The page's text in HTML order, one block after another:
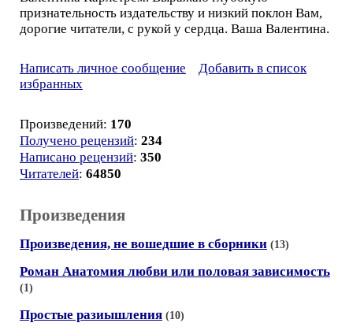
признательность издательству и низкий поклон Вам,
дорогие читатели, с рукой у сердца. Ваша Валентина.
Написать личное сообщение
Добавить в список
избранных
Произведений: 170
Получено рецензий: 234
Написано рецензий: 350
Читателей: 64850
Произведения
Произведения, не вошедшие в сборники (13)
Роман Анатомия любви или половая зависимость
(1)
Простые разиышления (10)